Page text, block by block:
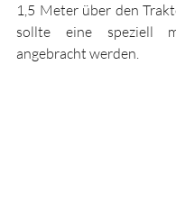
1,5 Meter über den
sollte eine speziell
angebracht werden.